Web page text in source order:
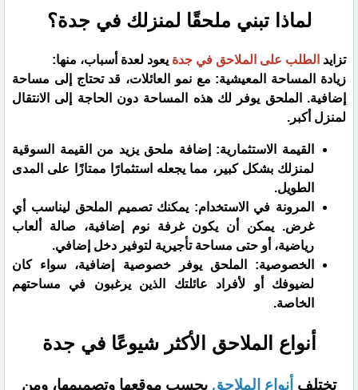
​لماذا تبني ملحقًا لمنزلك في جدة؟
​تزايد الطلب على الملاحق في جدة يعود لعدة أسباب، منها:
​زيادة المساحة المعيشية: مع نمو العائلات، قد تحتاج إلى مساحة
إضافية. الملحق يوفر لك هذه المساحة دون الحاجة إلى الانتقال
لمنزل أكبر.
​القيمة الاستثمارية: إضافة ملحق يزيد من القيمة السوقية
لمنزلك بشكل كبير، مما يجعله استثمارًا ممتازًا على المدى
الطويل.
​المرونة في الاستخدام: يمكنك تصميم الملحق ليناسب أي
غرض. يمكن أن يكون غرفة نوم إضافية، صالة ألعاب
رياضية، أو حتى مساحة تأجيرية لتوفير دخل إضافي.
​الخصوصية: الملحق يوفر خصوصية إضافية، سواء كان
لضيوفك أو لأفراد عائلتك الذين يرغبون في مساحتهم
الخاصة.
​أنواع الملاحق الأكثر شيوعًا في جدة
​تختلف أنواع الملاحق بحسب موقعها وتصميمها، ومن